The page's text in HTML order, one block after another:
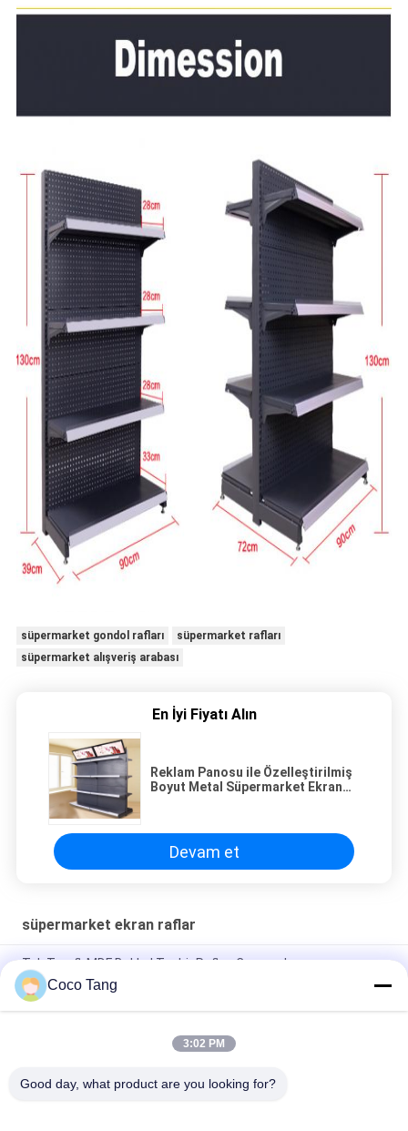
süpermarket gondol rafları
süpermarket rafları
süpermarket alışveriş arabası
En İyi Fiyatı Alın
Reklam Panosu ile Özelleştirilmiş
Boyut Metal Süpermarket Ekran
Devam et
süpermarket ekran raflar
Tek Taraflı MDF Bakkal Teşhir Rafları Çevresel
900*660*1350mm
900*350*2350mm Market Teşhir Rafları Çift Tek Taraflı
Ayarlanabilir Gondol Süpermarket Teşhir Rafları Bakkal
Coco Tang
3:02 PM
Good day, what product are you looking for?